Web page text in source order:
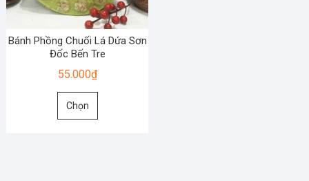
Bánh Phồng Chuối Lá Dứa Sơn
Đốc Bến Tre
55.000₫
Chọn
Sản